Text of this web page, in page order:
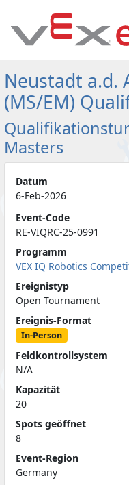
Neustadt a.d.
(MS/EM)
Masters
Datum
6-Feb-2026
Event-Code
RE-VIQRC-25-0991
Programm
VEX IQ Robotics
Ereignistyp
Open Tournament
Ereignis-Format
In-Person
Feldkontrollsystem
N/A
Kapazität
20
Spots geöffnet
8
Event-Region
Germany